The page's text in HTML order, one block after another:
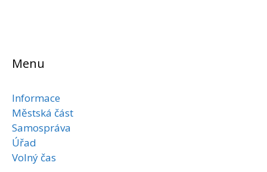
Menu
Informace
Městská část
Samospráva
Úřad
Volný čas